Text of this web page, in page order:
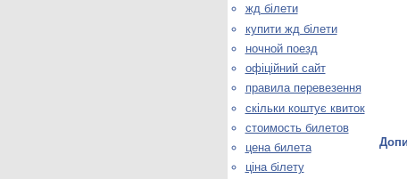
жд білети
купити жд білети
ночной поезд
офіційний сайт
правила перевезення
скільки коштує квиток
стоимость билетов
цена билета
ціна білету